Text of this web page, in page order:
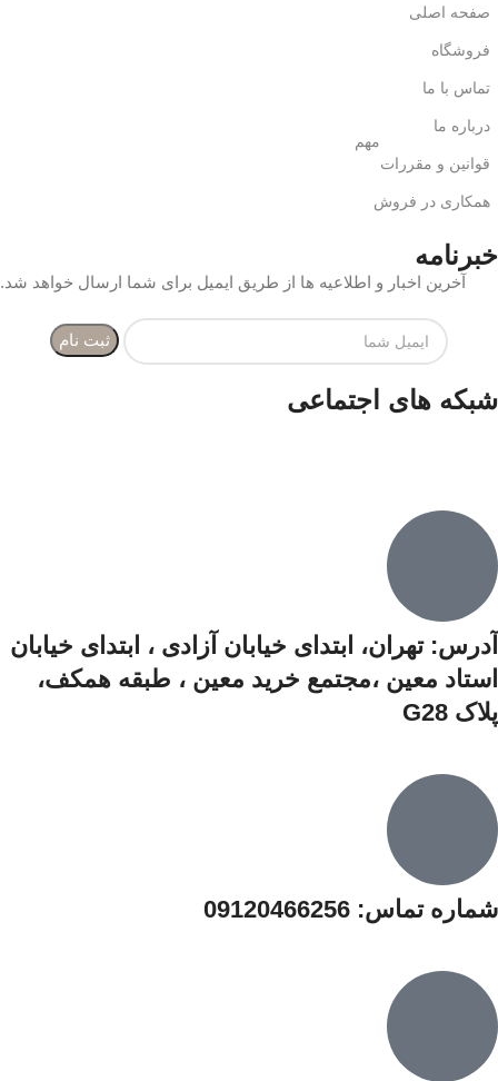
صفحه اصلی
فروشگاه
تماس با ما
درباره ما
قوانین و مقررات
مهم
همکاری در فروش
خبرنامه
آخرین اخبار و اطلاعیه ها از طریق ایمیل برای شما ارسال خواهد شد.
شبکه های اجتماعی
آدرس: تهران، ابتدای خیابان آزادی ،‌ ابتدای خیابان
استاد معین ،مجتمع خرید معین ،‌ طبقه همکف،‌
پلاک G28
شماره تماس: 09120466256